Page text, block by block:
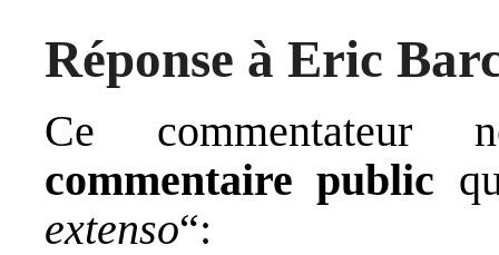
Réponse à Eric
Ce
commentaire public
extenso“: